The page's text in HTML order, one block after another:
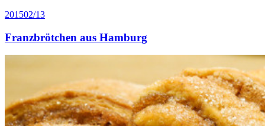
201502/13
Franzbrötchen aus Hamburg